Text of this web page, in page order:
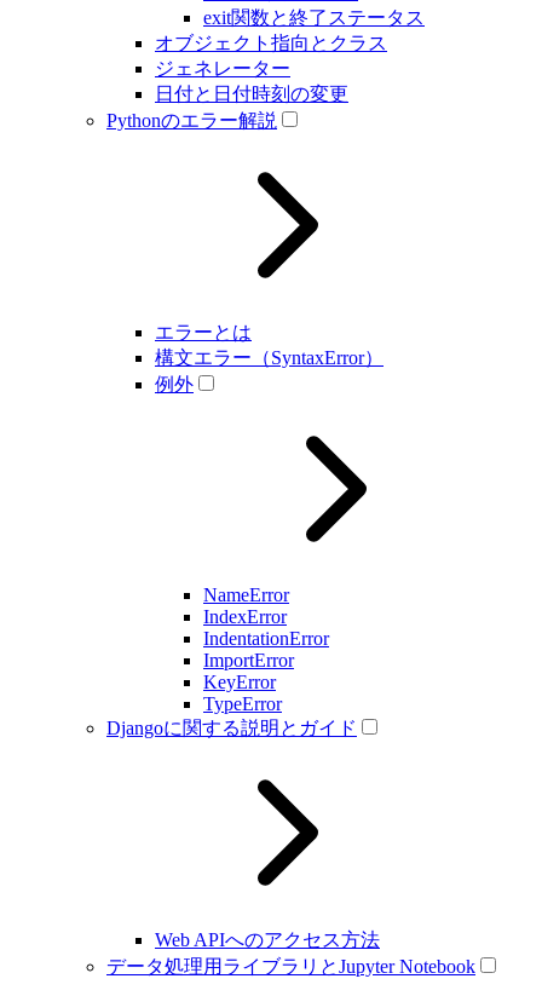
exit関数と終了ステータス
オブジェクト指向とクラス
ジェネレーター
日付と日付時刻の変更
Pythonのエラー解説
エラーとは
構文エラー（SyntaxError）
例外
NameError
IndexError
IndentationError
ImportError
KeyError
TypeError
Djangoに関する説明とガイド
Web APIへのアクセス方法
データ処理用ライブラリとJupyter Notebook